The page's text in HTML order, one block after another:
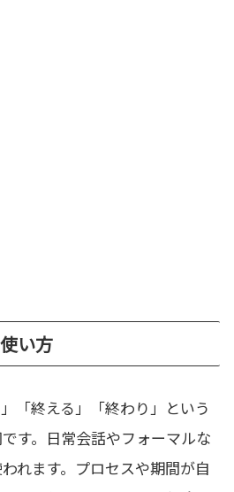
い方
「終える」「終わり」という
す。日常会話やフォーマルな
れます。プロセスや期間が自